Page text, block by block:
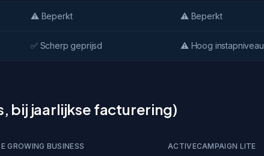
⚠️ Beperkt ⚠️ Beperkt
✅ Scherp geprijsd ⚠️ Hoog instapniveau
bij jaarlijkse facturering)
GROWING BUSINESS ACTIVECAMPAIGN LITE